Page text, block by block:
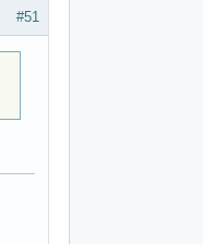
#51